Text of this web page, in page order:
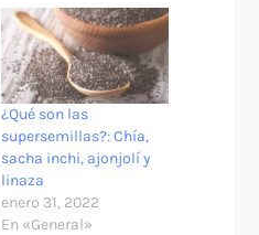
¿Qué son las
supersemillas?: Chía,
sacha inchi, ajonjolí y
linaza
enero 31, 2022
En «General»